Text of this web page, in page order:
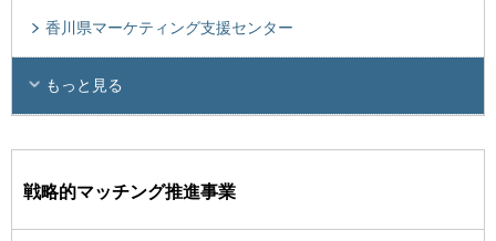
香川県マーケティング支援センター
もっと見る
戦略的マッチング推進事業